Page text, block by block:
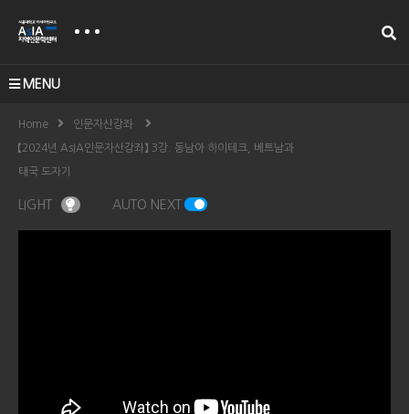
MENU
Home 인문자산강좌
【2024년 AsIA인문자산강좌】 3강. 동남아 하이테크, 베트남과
태국 도자기
LIGHT AUTO NEXT